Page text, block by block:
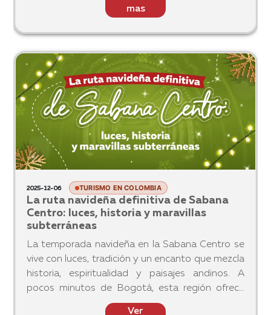
mas
2025-12-06 TURISMO EN COLOMBIA
La ruta navideña definitiva de Sabana
Centro: luces, historia y maravillas
subterráneas
La temporada navideña en la Sabana Centro se
vive con luces, tradición y un encanto que mezcla
historia, espiritualidad y paisajes andinos. A
pocos minutos de Bogotá, esta región ofrece
una de las rutas decembrinas más completas del
Ver